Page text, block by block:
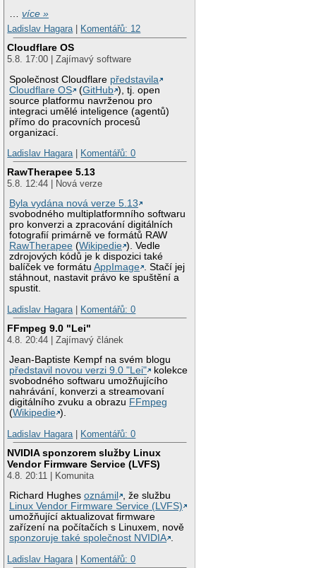
…více »
Ladislav Hagara| Komentářů: 12
Cloudflare OS
5.8. 17:00 | Zajímavý software
Společnost Cloudflare představila
Cloudflare OS
(GitHub ), tj. open
source platformu navrženou pro
integraci umělé inteligence (agentů)
přímo do pracovních procesů
organizací.
Ladislav Hagara| Komentářů: 0
RawTherapee 5.13
5.8. 12:44 | Nová verze
Byla vydána nová verze 5.13
svobodného multiplatformního softwaru
pro konverzi a zpracování digitálních
fotografií primárně ve formátů RAW
RawTherapee (Wikipedie ). Vedle
zdrojových kódů je k dispozici také
balíček ve formátuAppImage . Stačí jej
stáhnout, nastavit právo ke spuštění a
spustit.
Ladislav Hagara| Komentářů: 0
FFmpeg 9.0 "Lei"
4.8. 20:44 | Zajímavý článek
Jean-Baptiste Kempf na svém blogu
představil novou verzi 9.0 "Lei"
kolekce
svobodného softwaru umožňujícího
nahrávání, konverzi a streamovaní
digitálního zvuku a obrazu FFmpeg
(Wikipedie ).
Ladislav Hagara| Komentářů: 0
NVIDIA sponzorem služby Linux
Vendor Firmware Service (LVFS)
4.8. 20:11 | Komunita
Richard Hughesoznámil
, že službu
Linux Vendor Firmware Service (LVFS)
umožňující aktualizovat firmware
zařízení na počítačích s Linuxem, nově
sponzoruje také společnost NVIDIA .
Ladislav Hagara| Komentářů: 0